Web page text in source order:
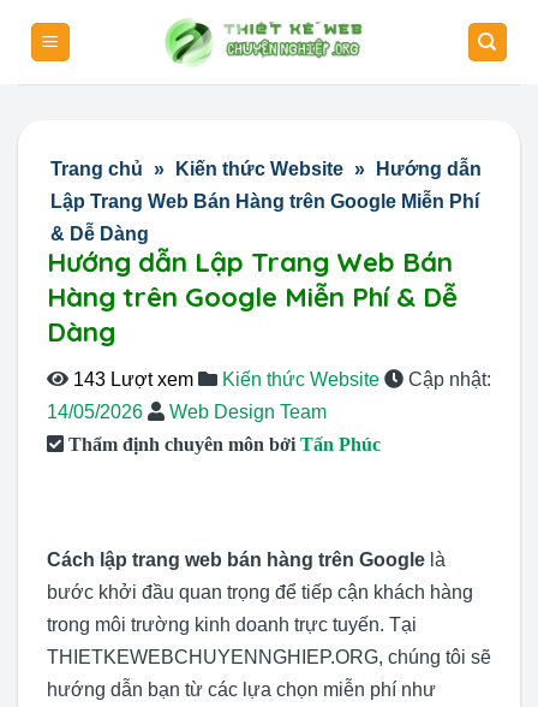
content
Trang chủ » Kiến thức Website »
Hướng dẫn
Lập Trang Web Bán Hàng trên Google Miễn Phí
& Dễ Dàng
Hướng dẫn Lập Trang Web Bán
Hàng trên Google Miễn Phí & Dễ
Dàng
143 Lượt xem Kiến thức Website
Cập nhật:
14/05/2026
Web Design Team
Thẩm định chuyên môn bởi Tấn Phúc
Cách lập trang web bán hàng trên Google là
bước khởi đầu quan trọng để tiếp cận khách hàng
trong môi trường kinh doanh trực tuyến. Tại
THIETKEWEBCHUYENNGHIEP.ORG, chúng tôi sẽ
hướng dẫn bạn từ các lựa chọn miễn phí như